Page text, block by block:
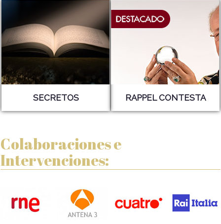
SECRETOS RAPPEL CONTESTA
Colaboraciones e
Intervenciones: